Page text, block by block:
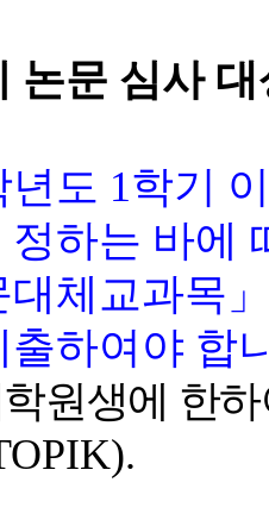
논문 심사
년도 1학기
정하는 바에
대체교과목 」
출하여야 합
원생에 한